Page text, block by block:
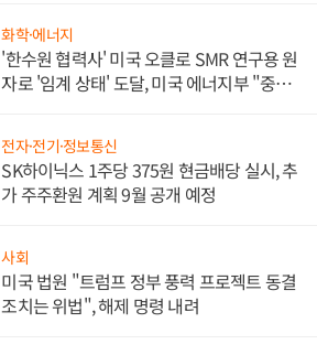
화학·에너지
'한수원 협력사' 미국 오클로 SMR 연구용 원
자로 '임계 상태' 도달, 미국 에너지부 "중요
전자·전기·정보통신
SK하이닉스 1주당 375원 현금배당 실시, 추
가 주주환원 계획 9월 공개 예정
사회
미국 법원 "트럼프 정부 풍력 프로젝트 동결
조치는 위법", 해제 명령 내려